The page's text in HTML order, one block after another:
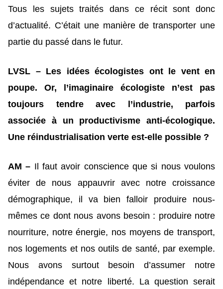
Tous les sujets traités dans ce récit sont donc
d’actualité. C’était une manière de transporter une
partie du passé dans le futur.
LVSL – Les idées écologistes ont le vent en
poupe. Or, l’imaginaire écologiste n’est pas
toujours tendre avec l’industrie, parfois
associée à un productivisme anti-écologique.
Une réindustrialisation verte est-elle possible ?
AM – Il faut avoir conscience que si nous voulons
éviter de nous appauvrir avec notre croissance
démographique, il va bien falloir produire nous-
mêmes ce dont nous avons besoin : produire notre
nourriture, notre énergie, nos moyens de transport,
nos logements et nos outils de santé, par exemple.
Nous avons surtout besoin d’assumer notre
indépendance et notre liberté. La question serait